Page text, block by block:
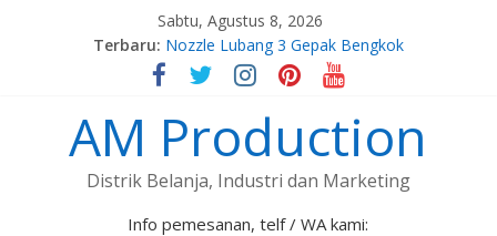
Sabtu, Agustus 8, 2026
Terbaru: Nozzle Lubang 3 Gepak Bengkok
Spuyer Kompor Gas M8x1,0
Spuyer Kompor Gas M8x1,25
Nozzle Lubang 7 Stelan Bengkok
Nozzle Lubang 5 Gepak Bengkok
AM Production
Distrik Belanja, Industri dan Marketing
Info pemesanan, telf / WA kami: